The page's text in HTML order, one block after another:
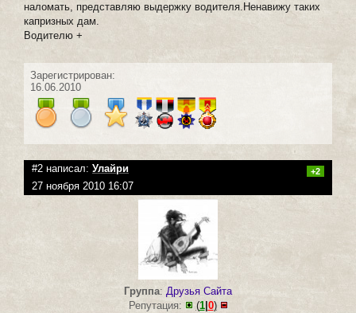
наломать, представляю выдержку водителя.Ненавижу таких
капризных дам.
Водителю +
Зарегистрирован:
16.06.2010
#2 написал: Улайри +2
27 ноября 2010 16:07
Группа: Друзья Сайта
Репутация:
(1| 0)